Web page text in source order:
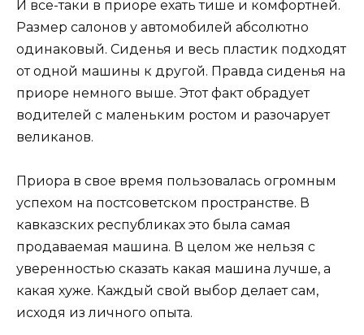
И все-таки в приоре ехать тише и комфортней.
Размер салонов у автомобилей абсолютно
одинаковый. Сиденья и весь пластик подходят
от одной машины к другой. Правда сиденья на
приоре немного выше. Этот факт обрадует
водителей с маленьким ростом и разочарует
великанов.
Приора в свое время пользовалась огромным
успехом на постсоветском пространстве. В
кавказских республиках это была самая
продаваемая машина. В целом же нельзя с
уверенностью сказать какая машина лучше, а
какая хуже. Каждый свой выбор делает сам,
исходя из личного опыта.